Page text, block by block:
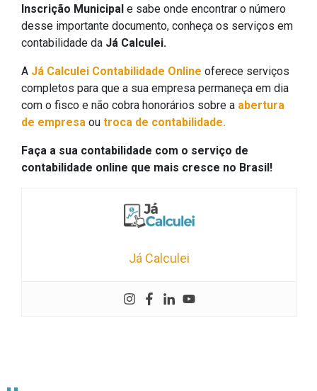
Inscrição Municipal e sabe onde encontrar o número
desse importante documento, conheça os serviços em
contabilidade da Já Calculei.
A Já Calculei Contabilidade Online oferece serviços
completos para que a sua empresa permaneça em dia
com o fisco e não cobra honorários sobre a abertura
de empresa ou troca de contabilidade.
Faça a sua contabilidade com o serviço de
contabilidade online que mais cresce no Brasil!
Já Calculei